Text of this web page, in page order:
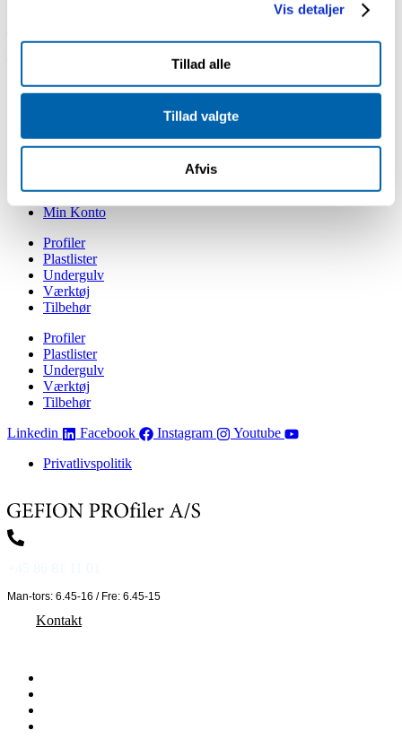
Vis detaljer
Tillad alle
Tillad valgte
Afvis
Telefon +45 86 81 11 01
Bæredygtighed
Medarbejdere
Min Konto
Profiler
Plastlister
Undergulv
Værktøj
Tilbehør
Profiler
Plastlister
Undergulv
Værktøj
Tilbehør
Linkedin
Facebook Instagram Youtube
Privatlivspolitik
Man-tors: 6.45-16 / Fre: 6.45-15
Kontakt